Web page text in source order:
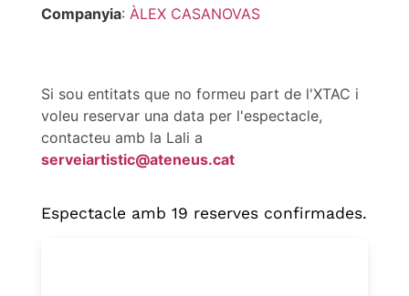
Companyia: ÀLEX CASANOVAS
Si sou entitats que no formeu part de l'XTAC i
voleu reservar una data per l'espectacle,
contacteu amb la Lali a
serveiartistic@ateneus.cat
Espectacle amb 19 reserves confirmades.